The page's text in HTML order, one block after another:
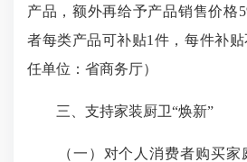
产品，额外再给予产品销售价格
者每类产品可补贴1件，每件补
任单位：省商务厅）
三、支持家装厨卫“焕新”
（一）对个人消费者购买家